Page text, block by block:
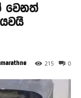
වෙනත්
0
215